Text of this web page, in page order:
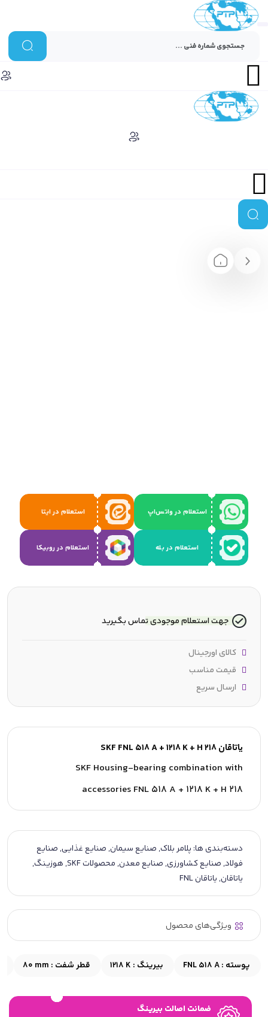
استعلام در واتس‌اپ استعلام در ایتا
استعلام در بله استعلام در روبیکا
یاتاقان SKF FNL 518 A + 1218 K + H 218
SKF Housing-bearing combination with
accessories FNL 518 A + 1218 K + H 218
دسته‌بندی ها: پلامر بلاک,صنایع سیمان,صنایع غذایی,صنایع
فولاد,صنایع کشاورزی,صنایع معدن,محصولات SKF ,هوزینگ,
یاتاقان,یاتاقان FNL
ویژگی‌های محصول
پوسته :FNL 518 A بیرینگ : 1218 K قطر شفت : 80 mm
ضمانت اصالت بیرینگ
جهت استعلام موجودی تماس بگیرید
کالای اورجینال
قیمت مناسب
ارسال سریع